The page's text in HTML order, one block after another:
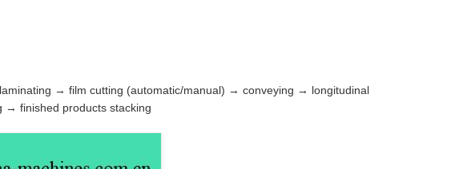
→ film cutting (automatic/manual) → conveying → longitudinal
finished products stacking